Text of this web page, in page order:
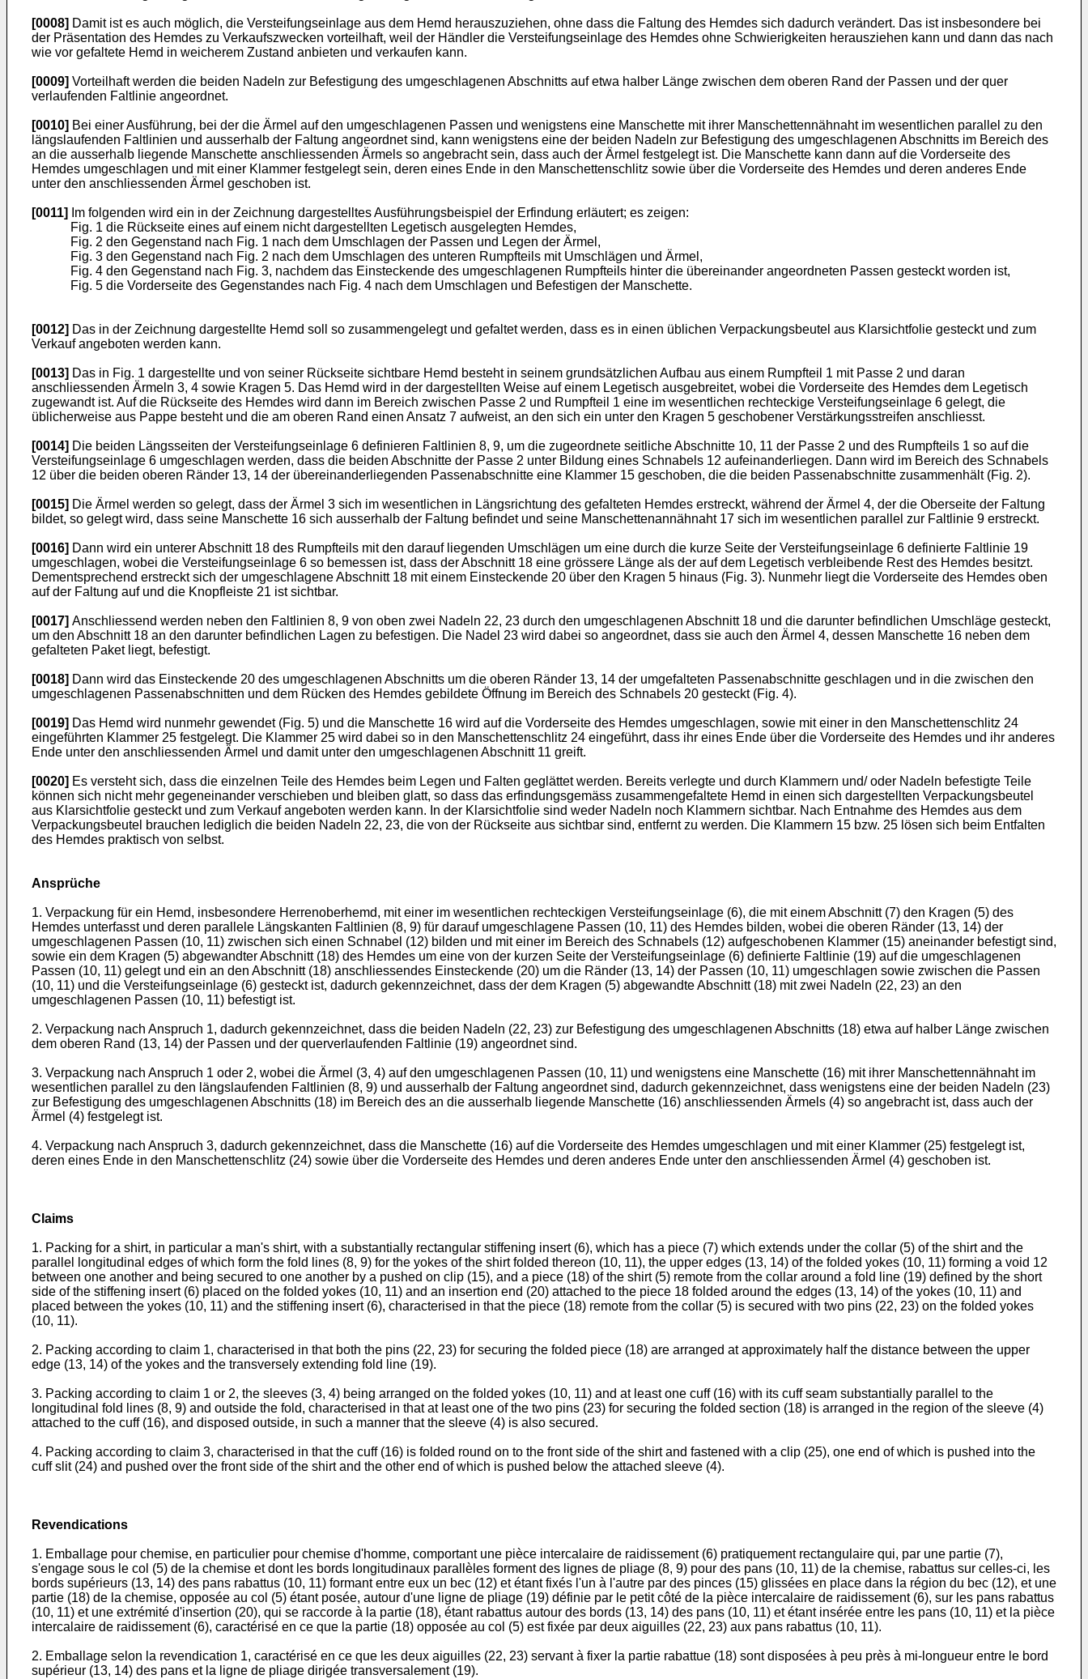
[0008] Damit ist es auch möglich, die Versteifungseinlage aus dem Hemd herauszuziehen, ohne dass die Faltung des Hemdes sich dadurch verändert. Das ist insbesondere bei
der Präsentation des Hemdes zu Verkaufszwecken vorteilhaft, weil der Händler die Versteifungseinlage des Hemdes ohne Schwierigkeiten herausziehen kann und dann das nach
wie vor gefaltete Hemd in weicherem Zustand anbieten und verkaufen kann.
[0009] Vorteilhaft werden die beiden Nadeln zur Befestigung des umgeschlagenen Abschnitts auf etwa halber Länge zwischen dem oberen Rand der Passen und der quer
verlaufenden Faltlinie angeordnet.
[0010] Bei einer Ausführung, bei der die Ärmel auf den umgeschlagenen Passen und wenigstens eine Manschette mit ihrer Manschettennähnaht im wesentlichen parallel zu den
längslaufenden Faltlinien und ausserhalb der Faltung angeordnet sind, kann wenigstens eine der beiden Nadeln zur Befestigung des umgeschlagenen Abschnitts im Bereich des
an die ausserhalb liegende Manschette anschliessenden Ärmels so angebracht sein, dass auch der Ärmel festgelegt ist. Die Manschette kann dann auf die Vorderseite des
Hemdes umgeschlagen und mit einer Klammer festgelegt sein, deren eines Ende in den Manschettenschlitz sowie über die Vorderseite des Hemdes und deren anderes Ende
unter den anschliessenden Ärmel geschoben ist.
[0011]
Im folgenden wird ein in der Zeichnung dargestelltes Ausführungsbeispiel der Erfindung erläutert; es zeigen:
Fig. 1 die Rückseite eines auf einem nicht dargestellten Legetisch ausgelegten Hemdes,
Fig. 2 den Gegenstand nach Fig. 1 nach dem Umschlagen der Passen und Legen der Ärmel,
Fig. 3 den Gegenstand nach Fig. 2 nach dem Umschlagen des unteren Rumpfteils mit Umschlägen und Ärmel,
Fig. 4 den Gegenstand nach Fig. 3, nachdem das Einsteckende des umgeschlagenen Rumpfteils hinter die übereinander angeordneten Passen gesteckt worden ist,
Fig. 5 die Vorderseite des Gegenstandes nach Fig. 4 nach dem Umschlagen und Befestigen der Manschette.
[0012] Das in der Zeichnung dargestellte Hemd soll so zusammengelegt und gefaltet werden, dass es in einen üblichen Verpackungsbeutel aus Klarsichtfolie gesteckt und zum
Verkauf angeboten werden kann.
[0013] Das in Fig. 1 dargestellte und von seiner Rückseite sichtbare Hemd besteht in seinem grundsätzlichen Aufbau aus einem Rumpfteil 1 mit Passe 2 und daran
anschliessenden Ärmeln 3, 4 sowie Kragen 5. Das Hemd wird in der dargestellten Weise auf einem Legetisch ausgebreitet, wobei die Vorderseite des Hemdes dem Legetisch
zugewandt ist. Auf die Rückseite des Hemdes wird dann im Bereich zwischen Passe 2 und Rumpfteil 1 eine im wesentlichen rechteckige Versteifungseinlage 6 gelegt, die
üblicherweise aus Pappe besteht und die am oberen Rand einen Ansatz 7 aufweist, an den sich ein unter den Kragen 5 geschobener Verstärkungsstreifen anschliesst.
[0014] Die beiden Längsseiten der Versteifungseinlage 6 definieren Faltlinien 8, 9, um die zugeordnete seitliche Abschnitte 10, 11 der Passe 2 und des Rumpfteils 1 so auf die
Versteifungseinlage 6 umgeschlagen werden, dass die beiden Abschnitte der Passe 2 unter Bildung eines Schnabels 12 aufeinanderliegen. Dann wird im Bereich des Schnabels
12 über die beiden oberen Ränder 13, 14 der übereinanderliegenden Passenabschnitte eine Klammer 15 geschoben, die die beiden Passenabschnitte zusammenhält (Fig. 2).
[0015] Die Ärmel werden so gelegt, dass der Ärmel 3 sich im wesentlichen in Längsrichtung des gefalteten Hemdes erstreckt, während der Ärmel 4, der die Oberseite der Faltung
bildet, so gelegt wird, dass seine Manschette 16 sich ausserhalb der Faltung befindet und seine Manschettenannähnaht 17 sich im wesentlichen parallel zur Faltlinie 9 erstreckt.
[0016] Dann wird ein unterer Abschnitt 18 des Rumpfteils mit den darauf liegenden Umschlägen um eine durch die kurze Seite der Versteifungseinlage 6 definierte Faltlinie 19
umgeschlagen, wobei die Versteifungseinlage 6 so bemessen ist, dass der Abschnitt 18 eine grössere Länge als der auf dem Legetisch verbleibende Rest des Hemdes besitzt.
Dementsprechend erstreckt sich der umgeschlagene Abschnitt 18 mit einem Einsteckende 20 über den Kragen 5 hinaus (Fig. 3). Nunmehr liegt die Vorderseite des Hemdes oben
auf der Faltung auf und die Knopfleiste 21 ist sichtbar.
[0017] Anschliessend werden neben den Faltlinien 8, 9 von oben zwei Nadeln 22, 23 durch den umgeschlagenen Abschnitt 18 und die darunter befindlichen Umschläge gesteckt,
um den Abschnitt 18 an den darunter befindlichen Lagen zu befestigen. Die Nadel 23 wird dabei so angeordnet, dass sie auch den Ärmel 4, dessen Manschette 16 neben dem
gefalteten Paket liegt, befestigt.
[0018] Dann wird das Einsteckende 20 des umgeschlagenen Abschnitts um die oberen Ränder 13, 14 der umgefalteten Passenabschnitte geschlagen und in die zwischen den
umgeschlagenen Passenabschnitten und dem Rücken des Hemdes gebildete Öffnung im Bereich des Schnabels 20 gesteckt (Fig. 4).
[0019] Das Hemd wird nunmehr gewendet (Fig. 5) und die Manschette 16 wird auf die Vorderseite des Hemdes umgeschlagen, sowie mit einer in den Manschettenschlitz 24
eingeführten Klammer 25 festgelegt. Die Klammer 25 wird dabei so in den Manschettenschlitz 24 eingeführt, dass ihr eines Ende über die Vorderseite des Hemdes und ihr anderes
Ende unter den anschliessenden Ärmel und damit unter den umgeschlagenen Abschnitt 11 greift.
[0020] Es versteht sich, dass die einzelnen Teile des Hemdes beim Legen und Falten geglättet werden. Bereits verlegte und durch Klammern und/ oder Nadeln befestigte Teile
können sich nicht mehr gegeneinander verschieben und bleiben glatt, so dass das erfindungsgemäss zusammengefaltete Hemd in einen sich dargestellten Verpackungsbeutel
aus Klarsichtfolie gesteckt und zum Verkauf angeboten werden kann. In der Klarsichtfolie sind weder Nadeln noch Klammern sichtbar. Nach Entnahme des Hemdes aus dem
Verpackungsbeutel brauchen lediglich die beiden Nadeln 22, 23, die von der Rückseite aus sichtbar sind, entfernt zu werden. Die Klammern 15 bzw. 25 lösen sich beim Entfalten
des Hemdes praktisch von selbst.
Ansprüche
1. Verpackung für ein Hemd, insbesondere Herrenoberhemd, mit einer im wesentlichen rechteckigen Versteifungseinlage (6), die mit einem Abschnitt (7) den Kragen (5) des
Hemdes unterfasst und deren parallele Längskanten Faltlinien (8, 9) für darauf umgeschlagene Passen (10, 11) des Hemdes bilden, wobei die oberen Ränder (13, 14) der
umgeschlagenen Passen (10, 11) zwischen sich einen Schnabel (12) bilden und mit einer im Bereich des Schnabels (12) aufgeschobenen Klammer (15) aneinander befestigt sind,
sowie ein dem Kragen (5) abgewandter Abschnitt (18) des Hemdes um eine von der kurzen Seite der Versteifungseinlage (6) definierte Faltlinie (19) auf die umgeschlagenen
Passen (10, 11) gelegt und ein an den Abschnitt (18) anschliessendes Einsteckende (20) um die Ränder (13, 14) der Passen (10, 11) umgeschlagen sowie zwischen die Passen
(10, 11) und die Versteifungseinlage (6) gesteckt ist, dadurch gekennzeichnet, dass der dem Kragen (5) abgewandte Abschnitt (18) mit zwei Nadeln (22, 23) an den
umgeschlagenen Passen (10, 11) befestigt ist.
2. Verpackung nach Anspruch 1, dadurch gekennzeichnet, dass die beiden Nadeln (22, 23) zur Befestigung des umgeschlagenen Abschnitts (18) etwa auf halber Länge zwischen
dem oberen Rand (13, 14) der Passen und der querverlaufenden Faltlinie (19) angeordnet sind.
3. Verpackung nach Anspruch 1 oder 2, wobei die Ärmel (3, 4) auf den umgeschlagenen Passen (10, 11) und wenigstens eine Manschette (16) mit ihrer Manschettennähnaht im
wesentlichen parallel zu den längslaufenden Faltlinien (8, 9) und ausserhalb der Faltung angeordnet sind, dadurch gekennzeichnet, dass wenigstens eine der beiden Nadeln (23)
zur Befestigung des umgeschlagenen Abschnitts (18) im Bereich des an die ausserhalb liegende Manschette (16) anschliessenden Ärmels (4) so angebracht ist, dass auch der
Ärmel (4) festgelegt ist.
4. Verpackung nach Anspruch 3, dadurch gekennzeichnet, dass die Manschette (16) auf die Vorderseite des Hemdes umgeschlagen und mit einer Klammer (25) festgelegt ist,
deren eines Ende in den Manschettenschlitz (24) sowie über die Vorderseite des Hemdes und deren anderes Ende unter den anschliessenden Ärmel (4) geschoben ist.
Claims
1. Packing for a shirt, in particular a man's shirt, with a substantially rectangular stiffening insert (6), which has a piece (7) which extends under the collar (5) of the shirt and the
parallel longitudinal edges of which form the fold lines (8, 9) for the yokes of the shirt folded thereon (10, 11), the upper edges (13, 14) of the folded yokes (10, 11) forming a void 12
between one another and being secured to one another by a pushed on clip (15), and a piece (18) of the shirt (5) remote from the collar around a fold line (19) defined by the short
side of the stiffening insert (6) placed on the folded yokes (10, 11) and an insertion end (20) attached to the piece 18 folded around the edges (13, 14) of the yokes (10, 11) and
placed between the yokes (10, 11) and the stiffening insert (6), characterised in that the piece (18) remote from the collar (5) is secured with two pins (22, 23) on the folded yokes
(10, 11).
2. Packing according to claim 1, characterised in that both the pins (22, 23) for securing the folded piece (18) are arranged at approximately half the distance between the upper
edge (13, 14) of the yokes and the transversely extending fold line (19).
3. Packing according to claim 1 or 2, the sleeves (3, 4) being arranged on the folded yokes (10, 11) and at least one cuff (16) with its cuff seam substantially parallel to the
longitudinal fold lines (8, 9) and outside the fold, characterised in that at least one of the two pins (23) for securing the folded section (18) is arranged in the region of the sleeve (4)
attached to the cuff (16), and disposed outside, in such a manner that the sleeve (4) is also secured.
4. Packing according to claim 3, characterised in that the cuff (16) is folded round on to the front side of the shirt and fastened with a clip (25), one end of which is pushed into the
cuff slit (24) and pushed over the front side of the shirt and the other end of which is pushed below the attached sleeve (4).
Revendications
1. Emballage pour chemise, en particulier pour chemise d'homme, comportant une pièce intercalaire de raidissement (6) pratiquement rectangulaire qui, par une partie (7),
s'engage sous le col (5) de la chemise et dont les bords longitudinaux parallèles forment des lignes de pliage (8, 9) pour des pans (10, 11) de la chemise, rabattus sur celles-ci, les
bords supérieurs (13, 14) des pans rabattus (10, 11) formant entre eux un bec (12) et étant fixés l'un à l'autre par des pinces (15) glissées en place dans la région du bec (12), et une
partie (18) de la chemise, opposée au col (5) étant posée, autour d'une ligne de pliage (19) définie par le petit côté de la pièce intercalaire de raidissement (6), sur les pans rabattus
(10, 11) et une extrémité d'insertion (20), qui se raccorde à la partie (18), étant rabattus autour des bords (13, 14) des pans (10, 11) et étant insérée entre les pans (10, 11) et la pièce
intercalaire de raidissement (6), caractérisé en ce que la partie (18) opposée au col (5) est fixée par deux aiguilles (22, 23) aux pans rabattus (10, 11).
2. Emballage selon la revendication 1, caractérisé en ce que les deux aiguilles (22, 23) servant à fixer la partie rabattue (18) sont disposées à peu près à mi-longueur entre le bord
supérieur (13, 14) des pans et la ligne de pliage dirigée transversalement (19).